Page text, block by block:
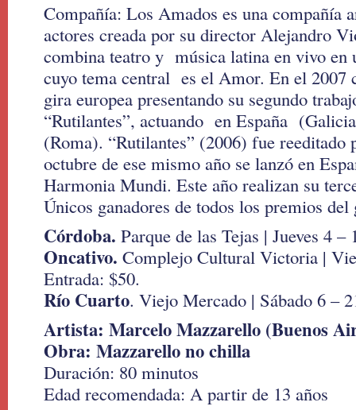
Compañía: Los Amados es una compañía
actores creada por su director Alejandro
combina teatro y música latina en vivo en
cuyo tema central es el Amor. En el 2007
gira europea presentando su segundo
“Rutilantes”, actuando en España
(Roma). “Rutilantes” (2006) fue reeditado
octubre de ese mismo año se lanzó en
Harmonia Mundi. Este año realizan su
Únicos ganadores de todos los premios del
Córdoba. Parque de las Tejas | Jueves 4 –
Oncativo. Complejo Cultural Victoria |
Entrada: $50.
Río Cuarto. Viejo Mercado | Sábado 6 –
Artista: Marcelo Mazzarello (Buenos
Obra: Mazzarello no chilla
Duración: 80 minutos
Edad recomendada: A partir de 13 años